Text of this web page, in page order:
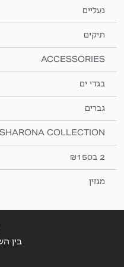
נעליים
תיקים
ACCESSORIES
בגדי ים
גברים
SHARONA COLLECTION
2 ב₪150
מגזין
בין השעות 8:00-